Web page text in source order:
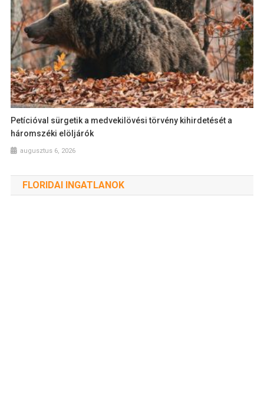
Petícióval sürgetik a medvekilövési törvény kihirdetését a
háromszéki elöljárók
augusztus 6, 2026
FLORIDAI INGATLANOK